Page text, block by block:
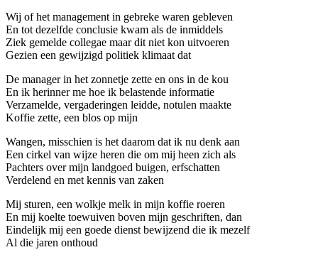
Wij of het management in gebreke waren gebleven
En tot dezelfde conclusie kwam als de inmiddels
Ziek gemelde collegae maar dit niet kon uitvoeren
Gezien een gewijzigd politiek klimaat dat
De manager in het zonnetje zette en ons in de kou
En ik herinner me hoe ik belastende informatie
Verzamelde, vergaderingen leidde, notulen maakte
Koffie zette, een blos op mijn
Wangen, misschien is het daarom dat ik nu denk aan
Een cirkel van wijze heren die om mij heen zich als
Pachters over mijn landgoed buigen, erfschatten
Verdelend en met kennis van zaken
Mij sturen, een wolkje melk in mijn koffie roeren
En mij koelte toewuiven boven mijn geschriften, dan
Eindelijk mij een goede dienst bewijzend die ik mezelf
Al die jaren onthoud